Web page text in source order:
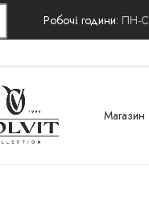
Робочі години:ПН-
Магазин